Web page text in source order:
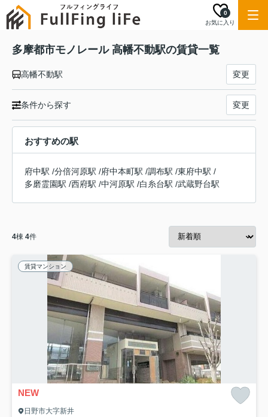
お気に入り
0
多摩都市モノレール 高幡不動駅の賃貸一覧
高幡不動駅 変更
条件から探す 変更
おすすめの駅
府中駅 /分倍河原駅 /府中本町駅 /調布駅 /東府中駅 /
多磨霊園駅 /西府駅 /中河原駅 /白糸台駅 /武蔵野台駅
4棟 4件
賃貸マンション
NEW
日野市大字新井